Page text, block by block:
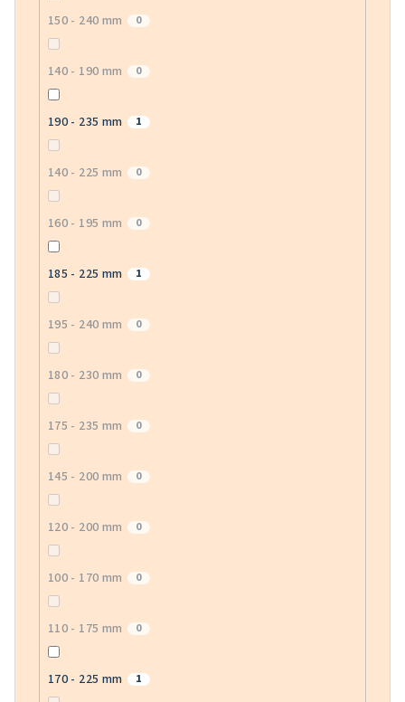
150 - 240 mm 0
140 - 190 mm 0
190 - 235 mm 1
140 - 225 mm 0
160 - 195 mm 0
185 - 225 mm 1
195 - 240 mm 0
180 - 230 mm 0
175 - 235 mm 0
145 - 200 mm 0
120 - 200 mm 0
100 - 170 mm 0
110 - 175 mm 0
170 - 225 mm 1